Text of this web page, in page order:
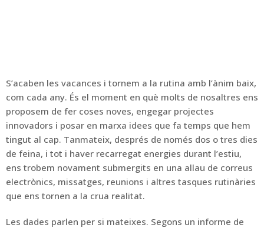
S’acaben les vacances i tornem a la rutina amb l’ànim baix,
com cada any. És el moment en què molts de nosaltres ens
proposem de fer coses noves, engegar projectes
innovadors i posar en marxa idees que fa temps que hem
tingut al cap. Tanmateix, després de només dos o tres dies
de feina, i tot i haver recarregat energies durant l’estiu,
ens trobem novament submergits en una allau de correus
electrònics, missatges, reunions i altres tasques rutinàries
que ens tornen a la crua realitat.
Les dades parlen per si mateixes. Segons un informe de